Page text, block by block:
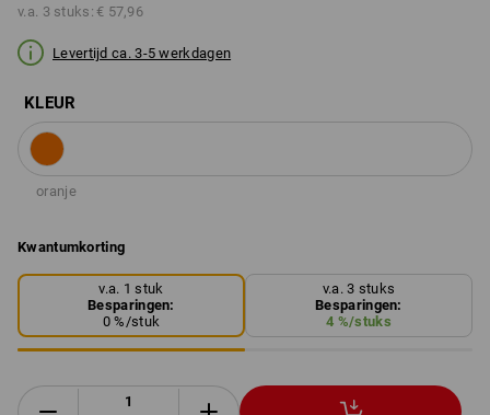
v.a. 3 stuks: € 57,96
Levertijd ca. 3-5 werkdagen
KLEUR
oranje
Kwantumkorting
v.a. 1 stuk
Besparingen:
0 %/stuk
v.a. 3 stuks
Besparingen:
4 %/stuks